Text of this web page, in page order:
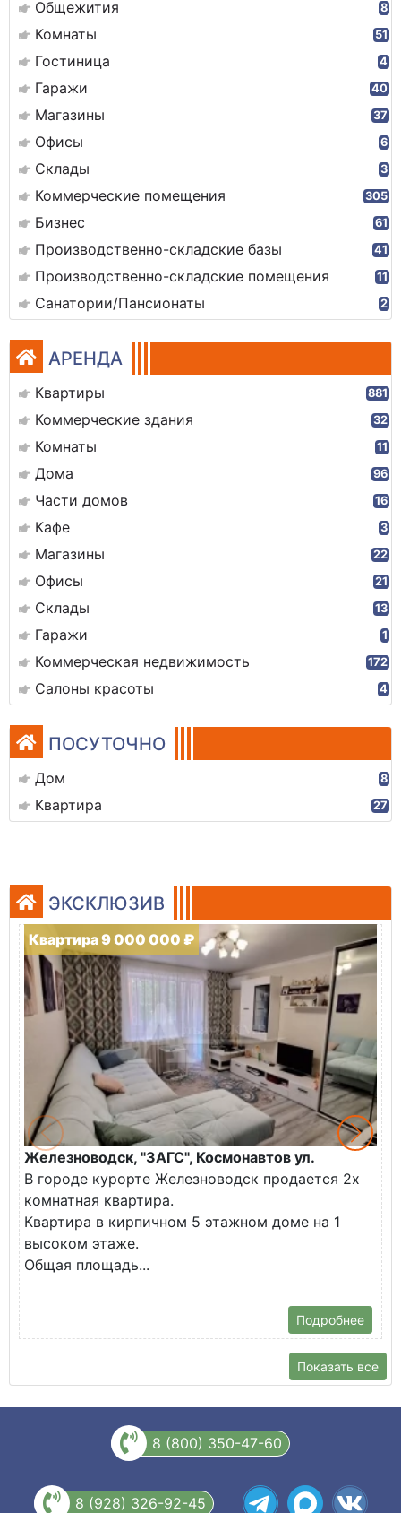
Общежития 8
Комнаты 51
Гостиница 4
Гаражи 40
Магазины 37
Офисы 6
Склады 3
Коммерческие помещения 305
Бизнес 61
Производственно-складские базы 41
Производственно-складские помещения 11
Санатории/Пансионаты 2
АРЕНДА
Квартиры 881
Коммерческие здания 32
Комнаты 11
Дома 96
Части домов 16
Кафе 3
Магазины 22
Офисы 21
Склады 13
Гаражи 1
Коммерческая недвижимость 172
Салоны красоты 4
ПОСУТОЧНО
Дом 8
Квартира 27
ЭКСКЛЮЗИВ
Квартира 9 000 000 ₽
Железноводск, "ЗАГС", Космонавтов ул.
В городе курорте Железноводск продается 2х
комнатная квартира.
Квартира в кирпичном 5 этажном доме на 1
высоком этаже.
Общая площадь...
Подробнее
Показать все
8 (800) 350-47-60
8 (928) 326-92-45